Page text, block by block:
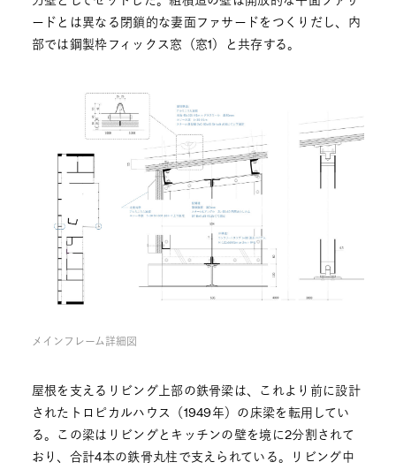
ードとは異なる閉鎖的な妻面ファサードをつくりだし、内
部では鋼製枠フィックス窓（窓1）と共存する。
メインフレーム詳細図
屋根を支えるリビング上部の鉄骨梁は、これより前に設計
されたトロピカルハウス（1949年）の床梁を転用してい
る。この梁はリビングとキッチンの壁を境に2分割されて
おり、合計4本の鉄骨丸柱で支えられている。リビング中